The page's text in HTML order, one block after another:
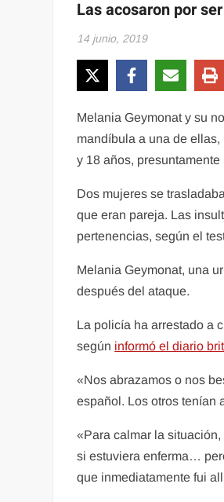
Las acosaron por
14 junio, 2019
Melania Geymonat y su
mandíbula a una de
y 18 años,
Dos mujeres se
que eran pareja. Las
pertenencias, según el
Melania Geymonat, una
después del ataque.
La policía ha arrestado a
según informó el diario
«Nos abrazamos o nos
español. Los otros tenían
«Para calmar la
si estuviera enferma…
que inmediatamente fui